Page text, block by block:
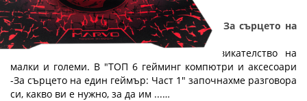
ТОП 6 гейминг компютри и аксесоари - За сърцето на
един геймър: Част 2
Компютърните игри са любимо предизвикателство на
малки и големи. В "ТОП 6 гейминг компютри и аксесоари
-За сърцето на един геймър: Част 1" започнахме разговора
си, какво ви е нужно, за да им ...…